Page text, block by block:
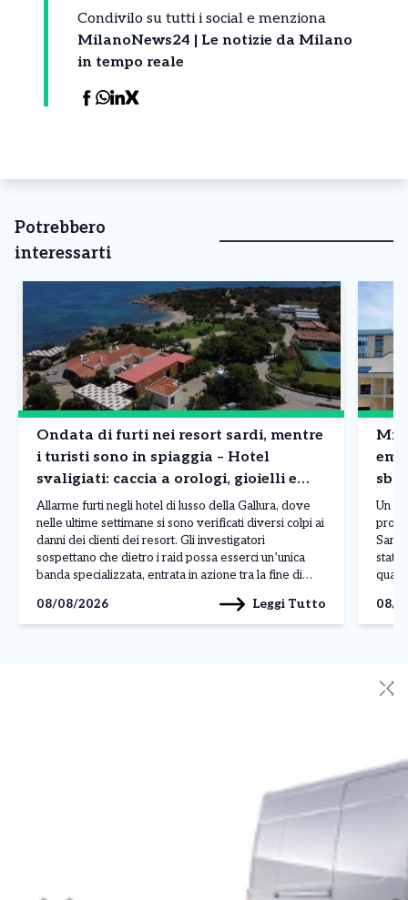
Condivilo su tutti i social e menziona
MilanoNews24 | Le notizie da Milano
in tempo reale
Potrebbero
interessarti
Ondata di furti nei resort sardi, mentre
i turisti sono in spiaggia – Hotel
svaligiati: caccia a orologi, gioielli e
borse
Allarme furti negli hotel di lusso della Gallura, dove
nelle ultime settimane si sono verificati diversi colpi ai
danni dei clienti dei resort. Gli investigatori
sospettano che dietro i raid possa esserci un’unica
banda specializzata, entrata in azione tra la fine di
della costa sarda. L’ultimo […]
08/08/2026 Leggi Tutto
Un
San
stato
delle
08/
✕